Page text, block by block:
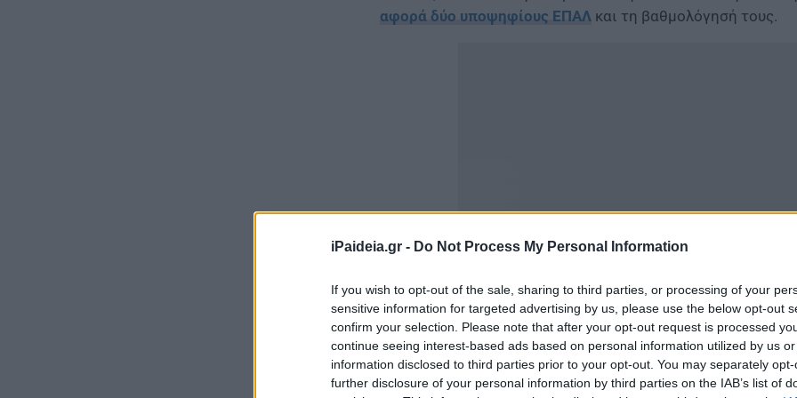
iPaideia.gr - Do Not Process My Personal Information
If you wish to opt-out of the sale, sharing to third parties, or processing of your
sensitive information for targeted advertising by us, please use the below opt-out
confirm your selection. Please note that after your opt-out request is processed
continue seeing interest-based ads based on personal information utilized by us
information disclosed to third parties prior to your opt-out. You may separately
further disclosure of your personal information by third parties on the IAB’s list of
αφορά δύο υποψηφίους ΕΠΑΛ και τη βαθμολόγησή τους.
Σύμφωνα με πληροφορίες του iPaidia.gr , η πολιτική
σοβαρότητα, καθώς βασική προτεραιότητα αποτελεί η
Εξετάσεων και η ολοκλήρωση της διαδικασίας χωρίς να
των υποψηφίων.